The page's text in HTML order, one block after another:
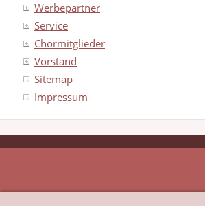
Werbepartner
Service
Chormitglieder
Vorstand
Sitemap
Impressum